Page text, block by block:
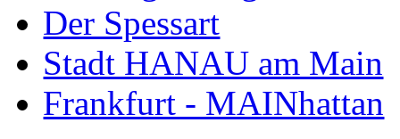
Der Spessart
Stadt HANAU am Main
Frankfurt - MAINhattan